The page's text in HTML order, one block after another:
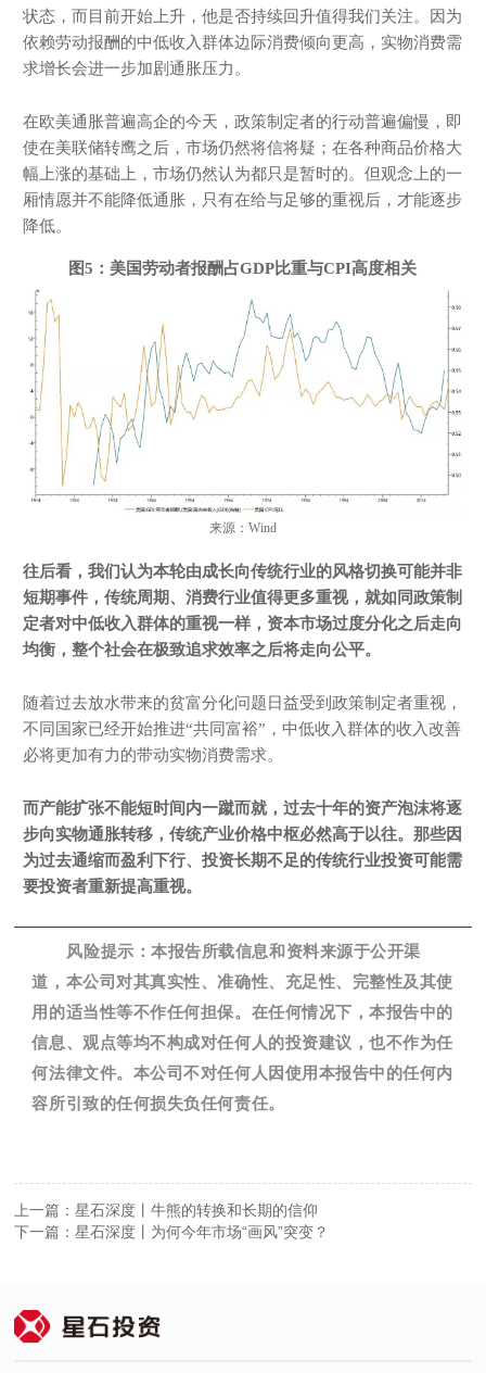
状态，而目前开始上升，他是否持续回升值得我们关注。因为
依赖劳动报酬的中低收入群体边际消费倾向更高，实物消费需
求增长会进一步加剧通胀压力。
在欧美通胀普遍高企的今天，政策制定者的行动普遍偏慢，即
使在美联储转鹰之后，市场仍然将信将疑；在各种商品价格大
幅上涨的基础上，市场仍然认为都只是暂时的。但观念上的一
厢情愿并不能降低通胀，只有在给与足够的重视后，才能逐步
降低。
图5：美国劳动者报酬占GDP比重与CPI高度相关
来源：Wind
往后看，我们认为本轮由成长向传统行业的风格切换可能并非
短期事件，传统周期、消费行业值得更多重视，就如同政策制
定者对中低收入群体的重视一样，资本市场过度分化之后走向
均衡，整个社会在极致追求效率之后将走向公平。
随着过去放水带来的贫富分化问题日益受到政策制定者重视，
不同国家已经开始推进“共同富裕”，中低收入群体的收入改善
必将更加有力的带动实物消费需求。
而产能扩张不能短时间内一蹴而就，过去十年的资产泡沫将逐
步向实物通胀转移，传统产业价格中枢必然高于以往。那些因
为过去通缩而盈利下行、投资长期不足的传统行业投资可能需
要投资者重新提高重视。
风险提示：本报告所载信息和资料来源于公开渠
道，本公司对其真实性、准确性、充足性、完整性及其使
用的适当性等不作任何担保。在任何情况下，本报告中的
信息、观点等均不构成对任何人的投资建议，也不作为任
何法律文件。本公司不对任何人因使用本报告中的任何内
容所引致的任何损失负任何责任。
上一篇：星石深度丨牛熊的转换和长期的信仰
下一篇：星石深度丨为何今年市场“画风”突变？